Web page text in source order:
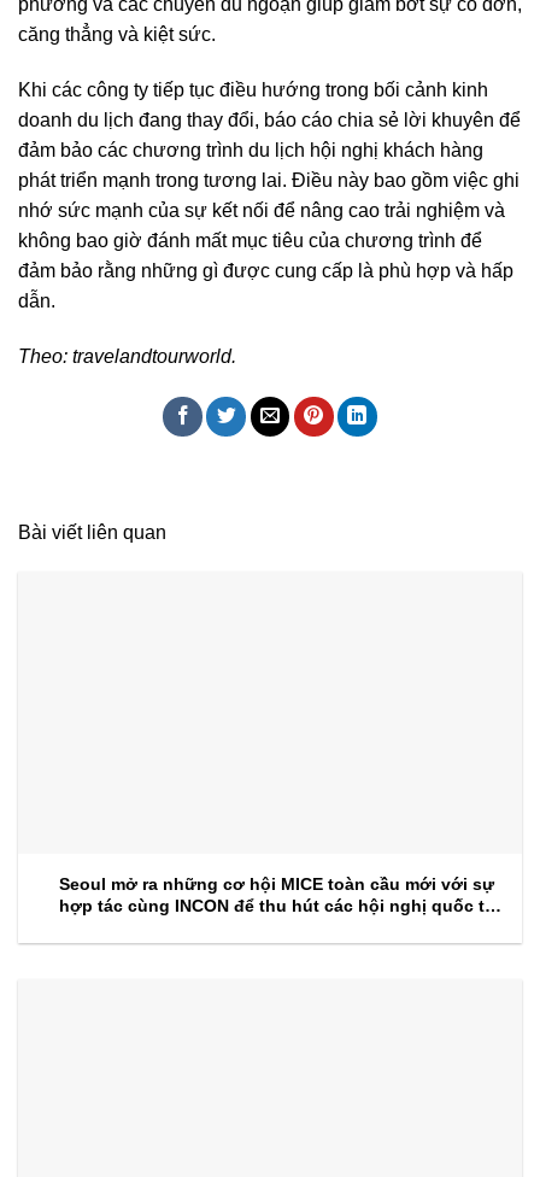
phương và các chuyến du ngoạn giúp giảm bớt sự cô đơn,
căng thẳng và kiệt sức.
Khi các công ty tiếp tục điều hướng trong bối cảnh kinh
doanh du lịch đang thay đổi, báo cáo chia sẻ lời khuyên để
đảm bảo các chương trình du lịch hội nghị khách hàng
phát triển mạnh trong tương lai. Điều này bao gồm việc ghi
nhớ sức mạnh của sự kết nối để nâng cao trải nghiệm và
không bao giờ đánh mất mục tiêu của chương trình để
đảm bảo rằng những gì được cung cấp là phù hợp và hấp
dẫn.
Theo: travelandtourworld.
Bài viết liên quan
Seoul mở ra những cơ hội MICE toàn cầu mới với sự
hợp tác cùng INCON để thu hút các hội nghị quốc tế